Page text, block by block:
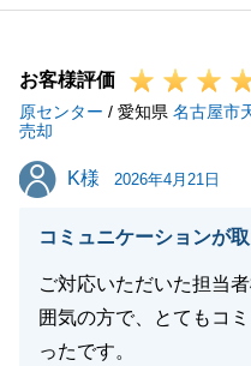
ご依頼いただいている
ます。
その他、不動産に関し
ら、些細なことでも構
さい。
申し上げます。
お客様評価
原センター / 愛知県 名古屋市
売却
K様
K様 2026年4月21日
コミュニケーションが
ご対応いただいた担当
囲気の方で、とてもコ
ったです。